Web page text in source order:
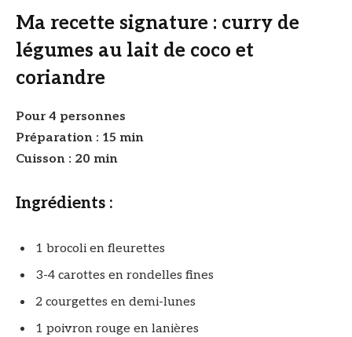
Ma recette signature : curry de
légumes au lait de coco et
coriandre
Pour 4 personnes
Préparation : 15 min
Cuisson : 20 min
Ingrédients :
1 brocoli en fleurettes
3-4 carottes en rondelles fines
2 courgettes en demi-lunes
1 poivron rouge en lanières